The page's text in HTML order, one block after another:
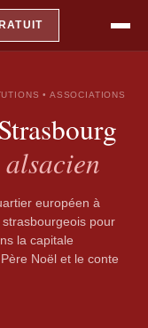
• ASSOCIATIONS
alsacien
européen à
pour
la capitale
Noël et le conte